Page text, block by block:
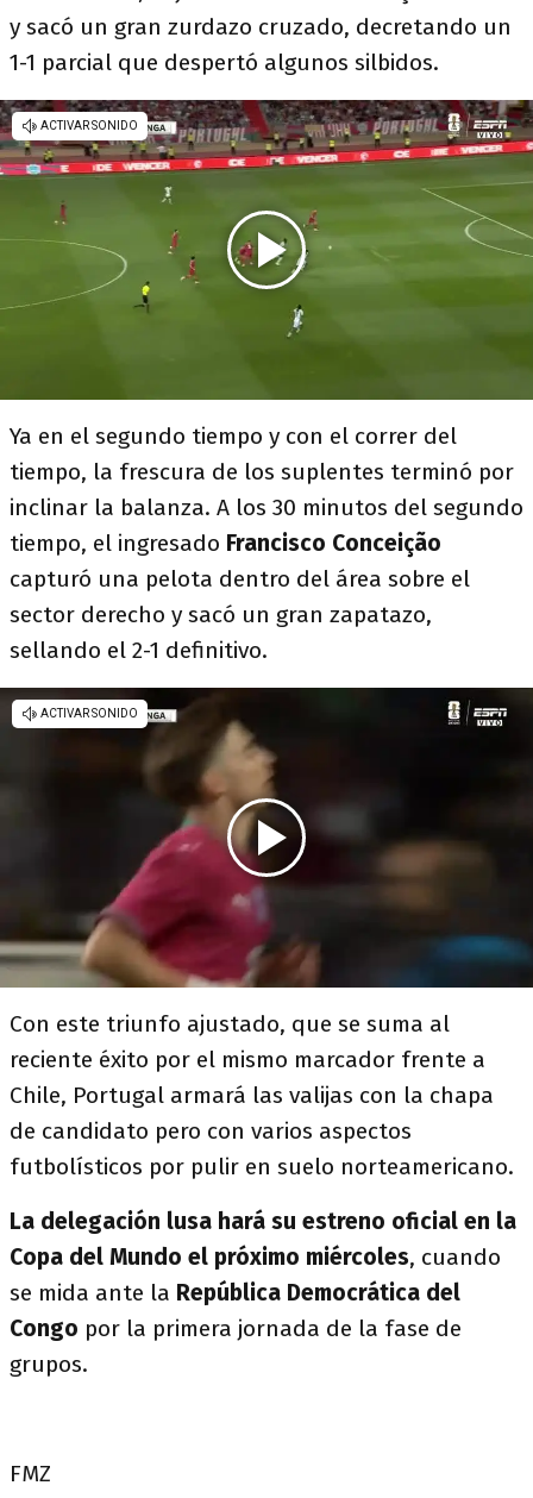
y sacó un gran zurdazo cruzado, decretando un
1-1 parcial que despertó algunos silbidos.
Ya en el segundo tiempo y con el correr del
tiempo, la frescura de los suplentes terminó por
inclinar la balanza. A los 30 minutos del segundo
tiempo, el ingresado Francisco Conceição
capturó una pelota dentro del área sobre el
sector derecho y sacó un gran zapatazo,
sellando el 2-1 definitivo.
Con este triunfo ajustado, que se suma al
reciente éxito por el mismo marcador frente a
Chile, Portugal armará las valijas con la chapa
de candidato pero con varios aspectos
futbolísticos por pulir en suelo norteamericano.
La delegación lusa hará su estreno oficial en la
Copa del Mundo el próximo miércoles, cuando
se mida ante la República Democrática del
Congo por la primera jornada de la fase de
grupos.
FMZ